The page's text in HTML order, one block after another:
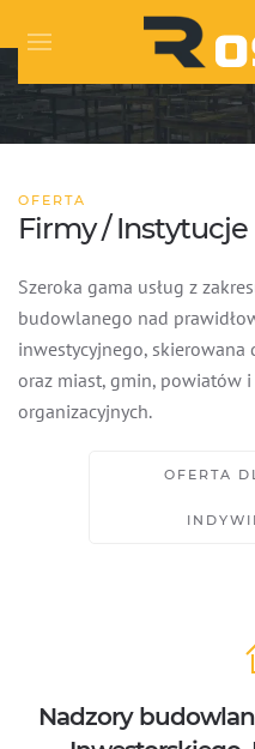
Skip to main content
OFERTA
Firmy / Instytucje
Szeroka gama usług z
budowlanego nad
inwestycyjnego,
oraz miast, gmin, powiatów
organizacyjnych.
OFERTA
Nadzory